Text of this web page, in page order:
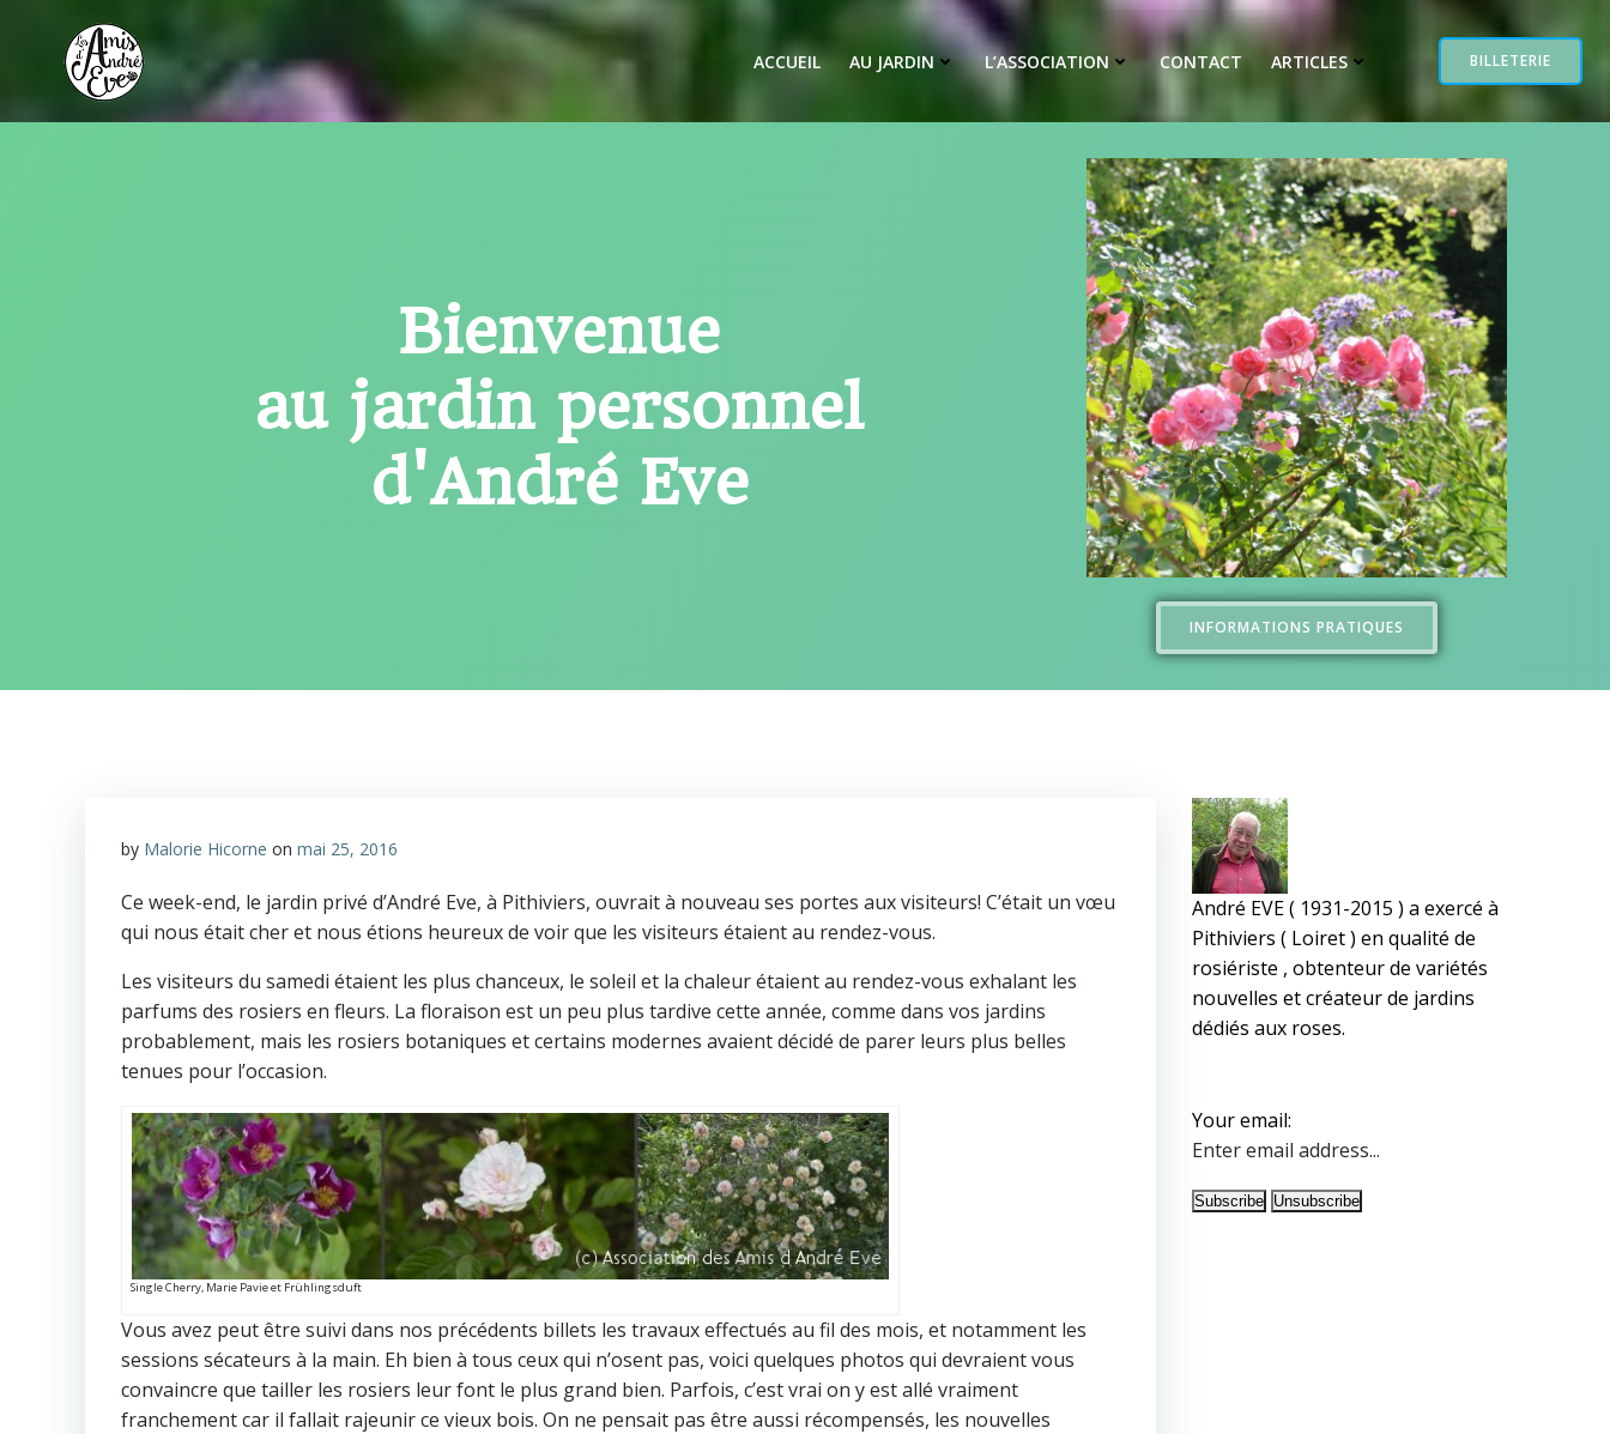
contenu
ACCUEIL AU JARDIN L’ASSOCIATION CONTACT ARTICLES BILLETERIE
Bienvenue
au jardin personnel
d'André Eve
INFORMATIONS PRATIQUES
by Malorie Hicorne on mai 25, 2016
Ce week-end, le jardin privé d’André Eve, à Pithiviers, ouvrait à nouveau ses portes aux visiteurs! C’était un vœu
qui nous était cher et nous étions heureux de voir que les visiteurs étaient au rendez-vous.
Les visiteurs du samedi étaient les plus chanceux, le soleil et la chaleur étaient au rendez-vous exhalant les
parfums des rosiers en fleurs. La floraison est un peu plus tardive cette année, comme dans vos jardins
probablement, mais les rosiers botaniques et certains modernes avaient décidé de parer leurs plus belles
tenues pour l’occasion.
Single Cherry, Marie Pavie et Frühlingsduft
Vous avez peut être suivi dans nos précédents billets les travaux effectués au fil des mois, et notamment les
sessions sécateurs à la main. Eh bien à tous ceux qui n’osent pas, voici quelques photos qui devraient vous
convaincre que tailler les rosiers leur font le plus grand bien. Parfois, c’est vrai on y est allé vraiment
franchement car il fallait rajeunir ce vieux bois. On ne pensait pas être aussi récompensés, les nouvelles
André EVE ( 1931-2015 ) a exercé à
Pithiviers ( Loiret ) en qualité de
rosiériste , obtenteur de variétés
nouvelles et créateur de jardins
dédiés aux roses.
Your email: